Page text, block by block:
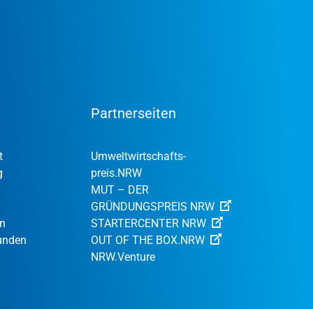
Partnerseiten
Umweltwirtschafts­
preis.NRW
MUT – DER
GRÜNDUNGSPREIS NRW
STARTERCENTER NRW
OUT OF THE BOX.NRW
NRW.Venture